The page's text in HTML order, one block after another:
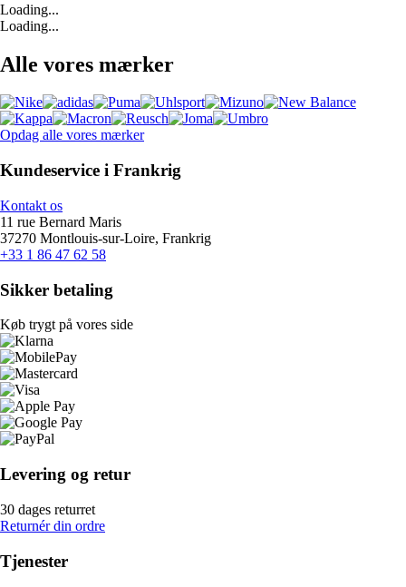
Loading...
Loading...
Alle vores mærker
Opdag alle vores mærker
Kundeservice i Frankrig
Kontakt os
11 rue Bernard Maris
37270 Montlouis-sur-Loire, Frankrig
+33 1 86 47 62 58
Sikker betaling
Køb trygt på vores side
Levering og retur
30 dages returret
Returnér din ordre
Tjenester